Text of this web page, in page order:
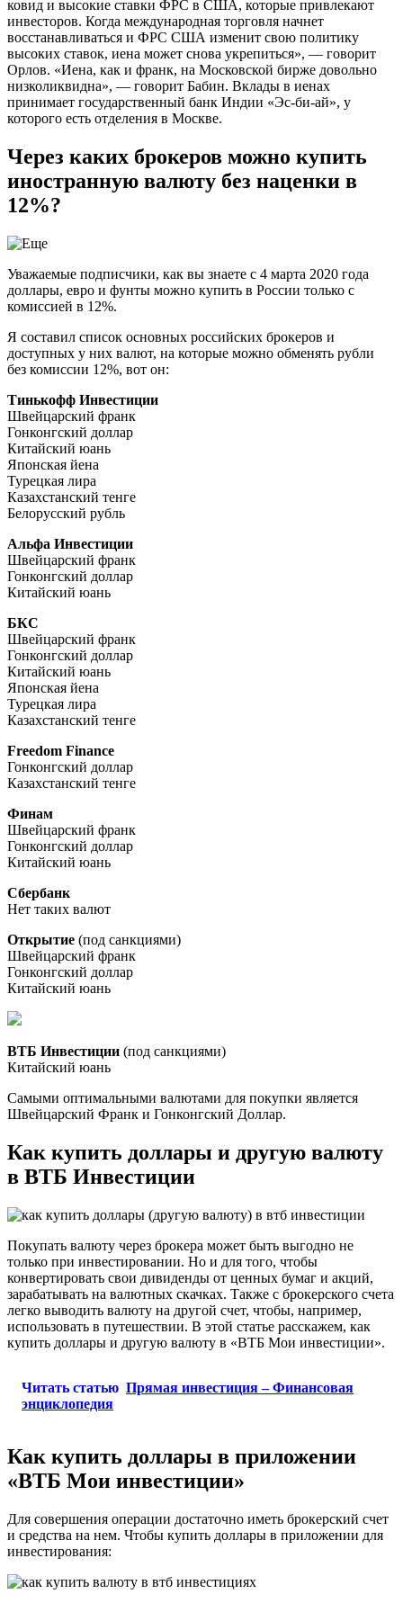
ковид и высокие ставки ФРС в США, которые привлекают
инвесторов. Когда международная торговля начнет
восстанавливаться и ФРС США изменит свою политику
высоких ставок, иена может снова укрепиться», — говорит
Орлов. «Иена, как и франк, на Московской бирже довольно
низколиквидна», — говорит Бабин. Вклады в иенах
принимает государственный банк Индии «Эс-би-ай», у
которого есть отделения в Москве.
Через каких брокеров можно купить
иностранную валюту без наценки в
12%?
Уважаемые подписчики, как вы знаете с 4 марта 2020 года
доллары, евро и фунты можно купить в России только с
комиссией в 12%.
Я составил список основных российских брокеров и
доступных у них валют, на которые можно обменять рубли
без комиссии 12%, вот он:
Тинькофф Инвестиции
Швейцарский франк
Гонконгский доллар
Китайский юань
Японская йена
Турецкая лира
Казахстанский тенге
Белорусский рубль
Альфа Инвестиции
Швейцарский франк
Гонконгский доллар
Китайский юань
БКС
Швейцарский франк
Гонконгский доллар
Китайский юань
Японская йена
Турецкая лира
Казахстанский тенге
Freedom Finance
Гонконгский доллар
Казахстанский тенге
Финам
Швейцарский франк
Гонконгский доллар
Китайский юань
Сбербанк
Нет таких валют
Открытие (под санкциями)
Швейцарский франк
Гонконгский доллар
Китайский юань
ВТБ Инвестиции (под санкциями)
Китайский юань
Самыми оптимальными валютами для покупки является
Швейцарский Франк и Гонконгский Доллар.
Как купить доллары и другую валюту
в ВТБ Инвестиции
Покупать валюту через брокера может быть выгодно не
только при инвестировании. Но и для того, чтобы
конвертировать свои дивиденды от ценных бумаг и акций,
зарабатывать на валютных скачках. Также с брокерского счета
легко выводить валюту на другой счет, чтобы, например,
использовать в путешествии. В этой статье расскажем, как
купить доллары и другую валюту в «ВТБ Мои инвестиции».
Читать статью Прямая инвестиция – Финансовая
энциклопедия
Как купить доллары в приложении
«ВТБ Мои инвестиции»
Для совершения операции достаточно иметь брокерский счет
и средства на нем. Чтобы купить доллары в приложении для
инвестирования: